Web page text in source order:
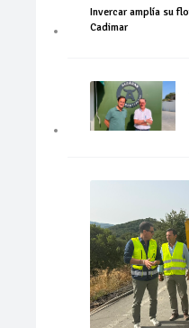
Invercar amplía su
Cadimar